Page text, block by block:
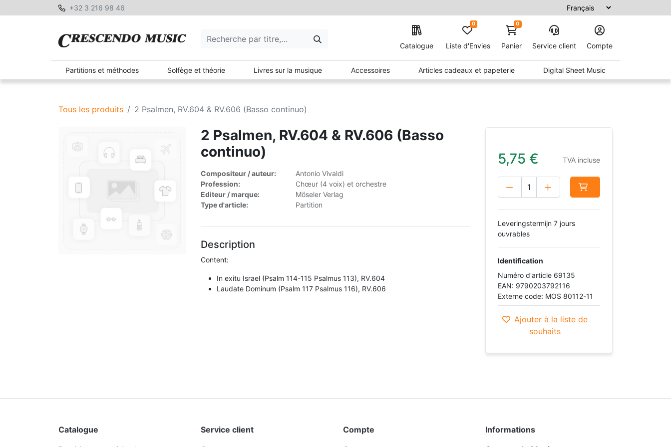
+32 3 216 98 46
Catalogue Liste d'Envies
0 0
Panier Service client Compte
Partitions et méthodes Solfège et théorie Livres sur la musique Accessoires Articles cadeaux et papeterie Digital Sheet Music
Tous les produits 2 Psalmen, RV.604 & RV.606 (Basso continuo)
2 Psalmen, RV.604 & RV.606 (Basso
continuo)
Compositeur / auteur:
Antonio Vivaldi
Profession:
Chœur (4 voix) et orchestre
Editeur / marque:
Möseler Verlag
Type d'article:
Partition
Description
Content:
In exitu Israel (Psalm 114-115 Psalmus 113), RV.604
Laudate Dominum (Psalm 117 Psalmus 116), RV.606
5,75 € TVA incluse
Leveringstermijn 7 jours
ouvrables
Identification
Numéro d'article 69135
EAN: 9790203792116
Externe code: MOS 80112-11
Ajouter à la liste de
souhaits
Catalogue
Service client
Compte
Informations